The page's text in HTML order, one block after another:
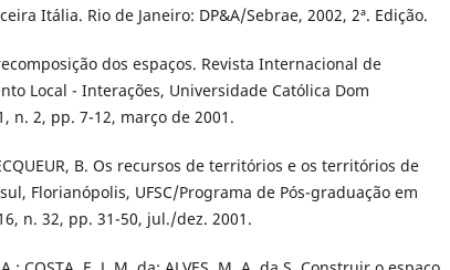
Itália. Rio de Janeiro: DP&A/Sebrae, 2002, 2ª. Edição.
dos espaços. Revista Internacional de
Local - Interações, Universidade Católica Dom
n. 2, pp. 7-12, março de 2001.
B. Os recursos de territórios e os territórios de
Florianópolis, UFSC/Programa de Pós-graduação em
n. 32, pp. 31-50, jul./dez. 2001.